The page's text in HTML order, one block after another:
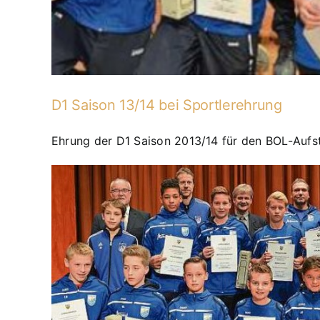
D1 Saison 13/14 bei Sportlerehrung
Ehrung der D1 Saison 2013/14 für den BOL-